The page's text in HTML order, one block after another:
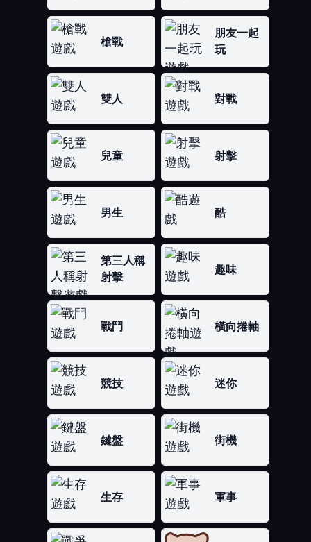
槍戰
朋友一起
玩
雙人 對戰
兒童 射擊
男生 酷
第三人稱
射擊
趣味
戰鬥 橫向捲軸
競技 迷你
鍵盤 街機
生存 軍事